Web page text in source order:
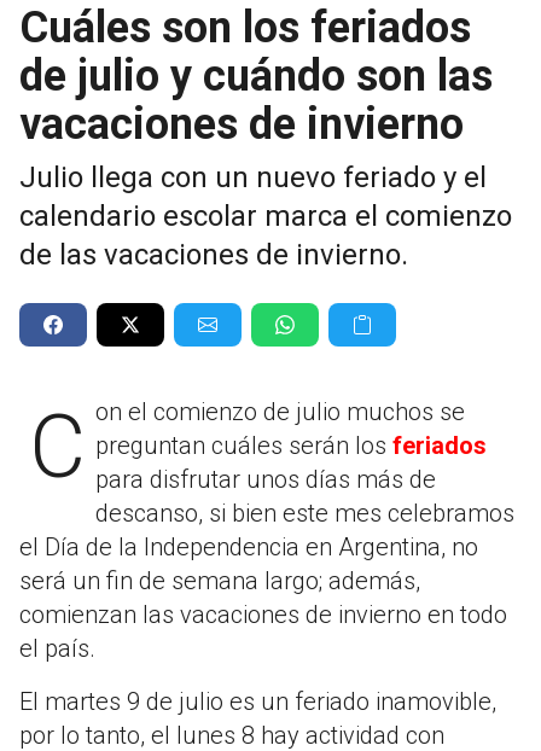
Cuáles son los feriados
de julio y cuándo son las
vacaciones de invierno
Julio llega con un nuevo feriado y el
calendario escolar marca el comienzo
de las vacaciones de invierno.
Con el comienzo de julio muchos se preguntan cuáles serán los feriados
para disfrutar unos días más de
descanso, si bien este mes celebramos
el Día de la Independencia en Argentina, no
será un fin de semana largo; además,
comienzan las vacaciones de invierno en todo
el país.
El martes 9 de julio es un feriado inamovible,
por lo tanto, el lunes 8 hay actividad con